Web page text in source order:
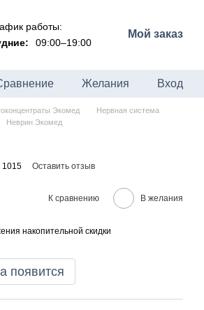
работы:
09:00–19:00
Мой заказ
Желания Вход
Экомед
Нервная система
Неврин Экомед
1015 Оставить отзыв
К сравнению В желания
накопительной скидки
появится